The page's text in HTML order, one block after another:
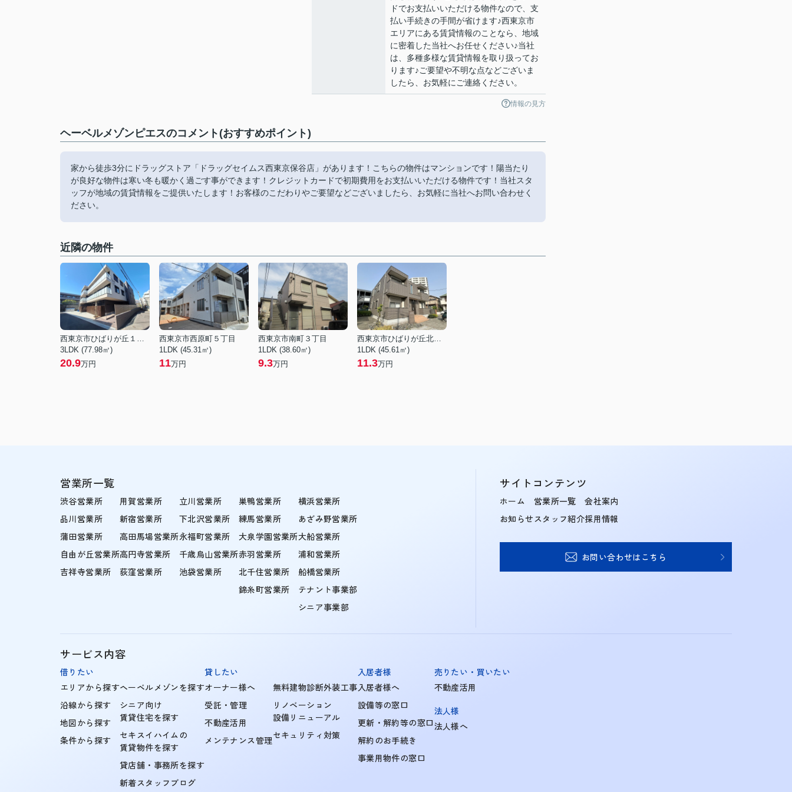
ドでお支払いいただける物件なので、支
払い手続きの手間が省けます♪西東京市
エリアにある賃貸情報のことなら、地域
に密着した当社へお任せください♪当社
は、多種多様な賃貸情報を取り扱ってお
ります♪ご要望や不明な点などございま
したら、お気軽にご連絡ください。
情報の見方
ヘーベルメゾンピエスのコメント(おすすめポイント)
家から徒歩3分にドラッグストア「ドラッグセイムス西東京保谷店」があります！こちらの物件はマンションです！陽当たり
が良好な物件は寒い冬も暖かく過ごす事ができます！クレジットカードで初期費用をお支払いいただける物件です！当社スタ
ッフが地域の賃貸情報をご提供いたします！お客様のこだわりやご要望などございましたら、お気軽に当社へお問い合わせく
ださい。
近隣の物件
西東京市ひばりが丘１丁目
3LDK (77.98㎡)
20.9万円
西東京市西原町５丁目
1LDK (45.31㎡)
11万円
西東京市南町３丁目
1LDK (38.60㎡)
9.3万円
西東京市ひばりが丘北３丁目
1LDK (45.61㎡)
11.3万円
営業所一覧
渋谷営業所
品川営業所
蒲田営業所
自由が丘営業所
吉祥寺営業所
用賀営業所
新宿営業所
高田馬場営業所
高円寺営業所
荻窪営業所
立川営業所
下北沢営業所
永福町営業所
千歳烏山営業所
池袋営業所
巣鴨営業所
練馬営業所
大泉学園営業所
赤羽営業所
北千住営業所
錦糸町営業所
横浜営業所
あざみ野営業所
大船営業所
浦和営業所
船橋営業所
テナント事業部
シニア事業部
サイトコンテンツ
ホーム
お知らせ
営業所一覧
スタッフ紹介
会社案内
採用情報
お問い合わせはこちら
サービス内容
借りたい
エリアから探す
沿線から探す
地図から探す
条件から探す
ヘーベルメゾンを探す
シニア向け
賃貸住宅を探す
セキスイハイムの
賃貸物件を探す
貸店舗・事務所を探す
新着スタッフブログ
貸したい
オーナー様へ
受託・管理
不動産活用
メンテナンス管理
無料建物診断外装工事
リノベーション
設備リニューアル
セキュリティ対策
入居者様
入居者様へ
設備等の窓口
更新・解約等の窓口
解約のお手続き
事業用物件の窓口
売りたい・買いたい
不動産活用
法人様
法人様へ